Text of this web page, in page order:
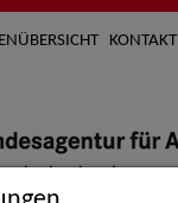
KONTAKT